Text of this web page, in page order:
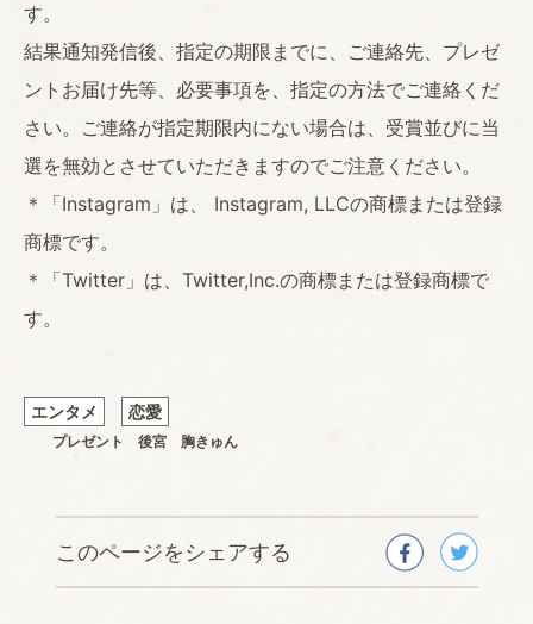
す。
結果通知発信後、指定の期限までに、ご連絡先、プレゼ
ントお届け先等、必要事項を、指定の方法でご連絡くだ
さい。ご連絡が指定期限内にない場合は、受賞並びに当
選を無効とさせていただきますのでご注意ください。
＊「Instagram」は、 Instagram, LLCの商標または登録
商標です。
＊「Twitter」は、Twitter,Inc.の商標または登録商標で
す。
エンタメ 恋愛
プレゼント 後宮 胸きゅん
このページをシェアする